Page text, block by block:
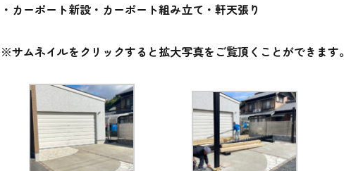
・カーポート新設・カーポート組み立て・軒天張り
※サムネイルをクリックすると拡大写真をご覧頂くことができます。